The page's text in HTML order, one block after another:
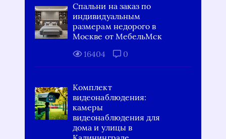
Спальни на заказ по
индивидуальным
размерам недорого в
Москве от МебельМск
16404
0
Комплект
видеонаблюдения:
камеры
видеонаблюдения для
дома и улицы в